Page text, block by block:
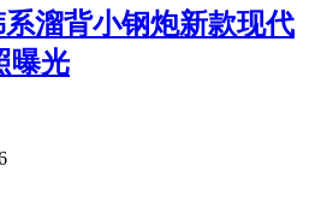
溜背小钢炮新款现代
曝光